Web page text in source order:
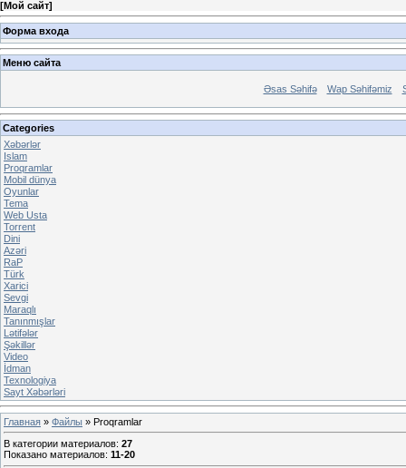
[Мой сайт]
Форма входа
Меню сайта
Əsas Səhifə Wap Səhifəmiz
Categories
Xəbərlər
Islam
Proqramlar
Mobil dünya
Oyunlar
Tema
Web Usta
Torrent
Dini
Azəri
RaP
Türk
Xarici
Sevgi
Maraqlı
Tanınmışlar
Lətifələr
Şəkillər
Video
İdman
Texnologiya
Sayt Xəbərləri
Главная » Файлы » Proqramlar
В категории материалов: 27
Показано материалов: 11-20